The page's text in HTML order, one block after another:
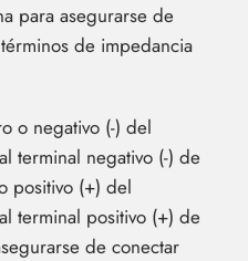
para asegurarse de
de impedancia
o negativo (-) del
terminal negativo (-) de
positivo (+) del
terminal positivo (+) de
de conectar